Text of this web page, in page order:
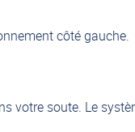
côté gauche.
votre soute. Le